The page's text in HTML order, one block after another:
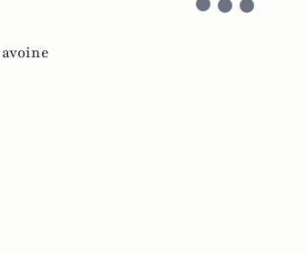
avoine